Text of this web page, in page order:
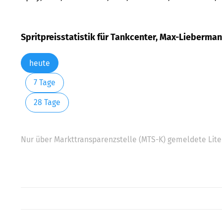
Spritpreisstatistik für Tankcenter, Max-
heute
7 Tage
28 Tage
Nur über Markttransparenzstelle (MTS-K) gemeldete